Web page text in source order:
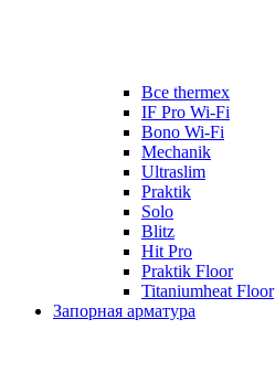
Все thermex
IF Pro Wi-Fi
Bono Wi-Fi
Mechanik
Ultraslim
Praktik
Solo
Blitz
Hit Pro
Praktik Floor
Titaniumheat Floor
Запорная арматура